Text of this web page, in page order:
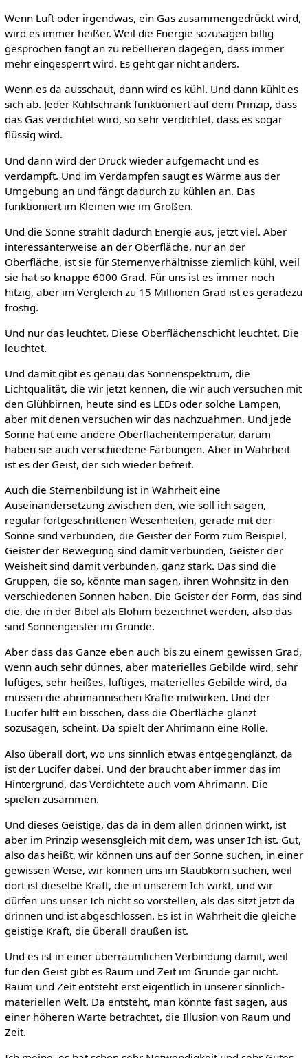
Wenn Luft oder irgendwas, ein Gas zusammengedrückt wird,
wird es immer heißer. Weil die Energie sozusagen billig
gesprochen fängt an zu rebellieren dagegen, dass immer
mehr eingesperrt wird. Es geht gar nicht anders.
Wenn es da ausschaut, dann wird es kühl. Und dann kühlt es
sich ab. Jeder Kühlschrank funktioniert auf dem Prinzip, dass
das Gas verdichtet wird, so sehr verdichtet, dass es sogar
flüssig wird.
Und dann wird der Druck wieder aufgemacht und es
verdampft. Und im Verdampfen saugt es Wärme aus der
Umgebung an und fängt dadurch zu kühlen an. Das
funktioniert im Kleinen wie im Großen.
Und die Sonne strahlt dadurch Energie aus, jetzt viel. Aber
interessanterweise an der Oberfläche, nur an der
Oberfläche, ist sie für Sternenverhältnisse ziemlich kühl, weil
sie hat so knappe 6000 Grad. Für uns ist es immer noch
hitzig, aber im Vergleich zu 15 Millionen Grad ist es geradezu
frostig.
Und nur das leuchtet. Diese Oberflächenschicht leuchtet. Die
leuchtet.
Und damit gibt es genau das Sonnenspektrum, die
Lichtqualität, die wir jetzt kennen, die wir auch versuchen mit
den Glühbirnen, heute sind es LEDs oder solche Lampen,
aber mit denen versuchen wir das nachzuahmen. Und jede
Sonne hat eine andere Oberflächentemperatur, darum
haben sie auch verschiedene Färbungen. Aber in Wahrheit
ist es der Geist, der sich wieder befreit.
Auch die Sternenbildung ist in Wahrheit eine
Auseinandersetzung zwischen den, wie soll ich sagen,
regulär fortgeschrittenen Wesenheiten, gerade mit der
Sonne sind verbunden, die Geister der Form zum Beispiel,
Geister der Bewegung sind damit verbunden, Geister der
Weisheit sind damit verbunden, ganz stark. Das sind die
Gruppen, die so, könnte man sagen, ihren Wohnsitz in den
verschiedenen Sonnen haben. Die Geister der Form, das sind
die, die in der Bibel als Elohim bezeichnet werden, also das
sind Sonnengeister im Grunde.
Aber dass das Ganze eben auch bis zu einem gewissen Grad,
wenn auch sehr dünnes, aber materielles Gebilde wird, sehr
luftiges, sehr heißes, luftiges, materielles Gebilde wird, da
müssen die ahrimannischen Kräfte mitwirken. Und der
Lucifer hilft ein bisschen, dass die Oberfläche glänzt
sozusagen, scheint. Da spielt der Ahrimann eine Rolle.
Also überall dort, wo uns sinnlich etwas entgegenglänzt, da
ist der Lucifer dabei. Und der braucht aber immer das im
Hintergrund, das Verdichtete auch vom Ahrimann. Die
spielen zusammen.
Und dieses Geistige, das da in dem allen drinnen wirkt, ist
aber im Prinzip wesensgleich mit dem, was unser Ich ist. Gut,
also das heißt, wir können uns auf der Sonne suchen, in einer
gewissen Weise, wir können uns im Staubkorn suchen, weil
dort ist dieselbe Kraft, die in unserem Ich wirkt, und wir
dürfen uns unser Ich nicht so vorstellen, als das sitzt jetzt da
drinnen und ist abgeschlossen. Es ist in Wahrheit die gleiche
geistige Kraft, die überall draußen ist.
Und es ist in einer überräumlichen Verbindung damit, weil
für den Geist gibt es Raum und Zeit im Grunde gar nicht.
Raum und Zeit entsteht erst eigentlich in unserer sinnlich-
materiellen Welt. Da entsteht, man könnte fast sagen, aus
einer höheren Warte betrachtet, die Illusion von Raum und
Zeit.